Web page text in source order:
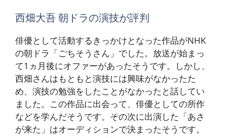
西畑大吾 朝ドラの演技が評判
俳優として活動するきっかけとなった作品がNHK
の朝ドラ「ごちそうさん」でした。放送が始まっ
て1ヵ月後にオファーがあったそうです。しかし、
西畑さんはもともと演技には興味がなかったた
め、演技の勉強をしたことがなかったと話してい
ました。この作品に出会って、俳優としての所作
などを学んだそうです。その次に出演した「あさ
が来た」はオーディションで決まったそうです。